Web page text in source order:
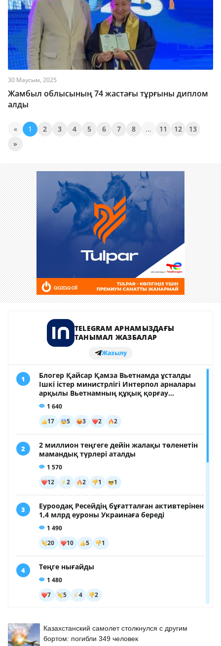
30 Маусым, 2025
Жамбыл облысының 74 жастағы тұрғыны диплом
алды
« 1 2 3 4 5 6 7 8 ... 11 12
13
»
Казахстанский самолет столкнулся с другим
бортом: погибли 349 человек